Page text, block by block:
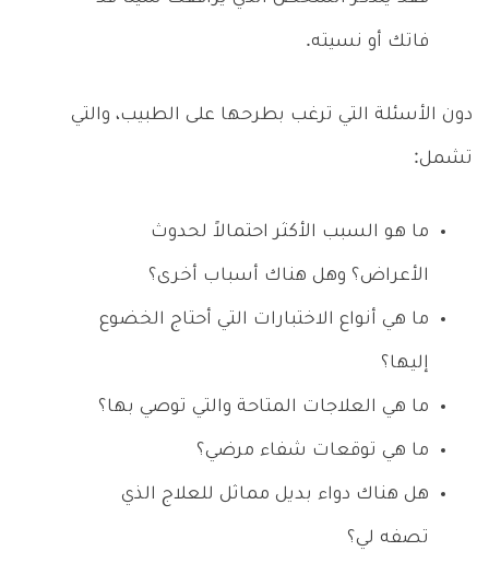
فاتك أو نسيته.
دون الأسئلة التي ترغب بطرحها على الطبيب، والتي
تشمل:
ما هو السبب الأكثر احتمالاً لحدوث
الأعراض؟ وهل هناك أسباب أخرى؟
ما هي أنواع الاختبارات التي أحتاج الخضوع
إليها؟
ما هي العلاجات المتاحة والتي توصي بها؟
ما هي توقعات شفاء مرضي؟
هل هناك دواء بديل مماثل للعلاج الذي
تصفه لي؟